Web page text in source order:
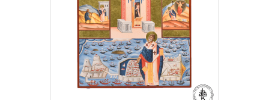
ΤΑΜΑΤΑ
ΑΡΘΡΟΓΡΑΦΙΑ